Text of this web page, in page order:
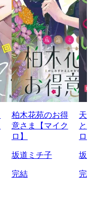
柏木花苑のお得
意さま【マイク
ロ】
坂道ミチ子
完結
天
と
ロ
坂
完